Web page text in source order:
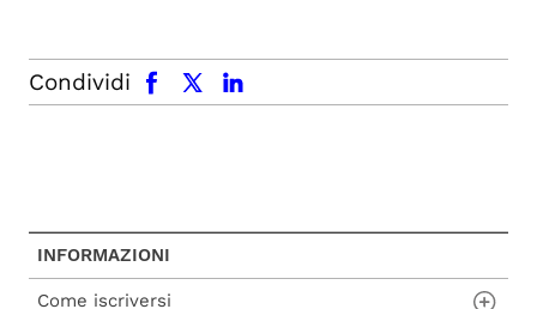
Condividi
facebook x.com linkedin
INFORMAZIONI
Come iscriversi